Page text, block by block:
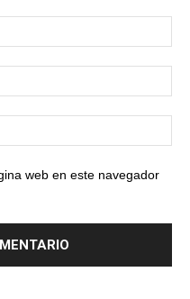
web en este navegador